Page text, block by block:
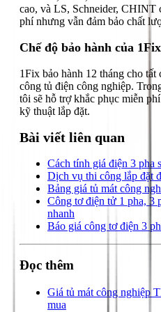
cao, và LS, Schneider, CHINT
phí nhưng vẫn đảm bảo chất
Chế độ bảo hành của
1Fix bảo hành 12 tháng cho
công tủ điện công nghiệp.
tôi sẽ hỗ trợ khắc phục miễn
kỹ thuật lắp đặt.
Bài viết liên quan
Cách tính giá điện 3 pha
Dịch vụ thi công lắp đặt
Bảng giá tủ mát công
Công tơ điện tử 1 pha,
nhanh
Báo giá công tơ điện 3
Đọc thêm
Giá tủ mát công nghiệp
mua